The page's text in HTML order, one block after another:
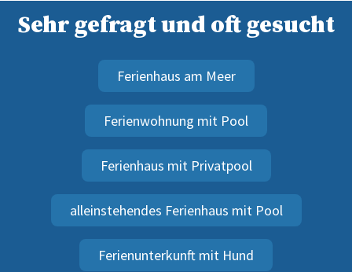
Sehr gefragt und oft gesucht
Ferienhaus am Meer
Ferienwohnung mit Pool
Ferienhaus mit Privatpool
alleinstehendes Ferienhaus mit Pool
Ferienunterkunft mit Hund